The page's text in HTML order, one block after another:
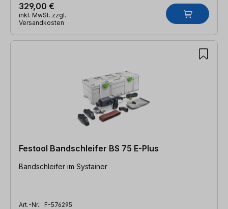
329,00 €
inkl. MwSt. zzgl.
Versandkosten
Festool Bandschleifer BS 75 E-Plus
Bandschleifer im Systainer
Art.-Nr.: F-576295